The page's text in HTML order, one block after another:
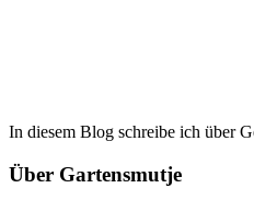
In diesem Blog schreibe ich über
Über Gartensmutje